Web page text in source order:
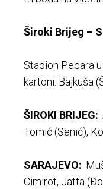
Široki Brijeg –
Stadion Pecara
kartoni: Bajkuša
ŠIROKI BRIJEG:
Tomić (Senić),
SARAJEVO:
Cimirot, Jatta